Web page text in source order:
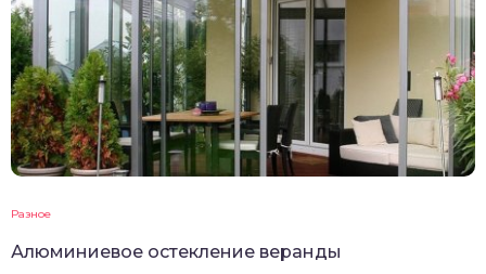
Разное
Алюминиевое остекление веранды